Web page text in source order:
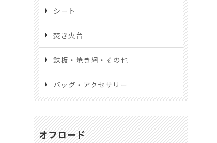
シート
焚き火台
鉄板・焼き網・その他
バッグ・アクセサリー
オフロード